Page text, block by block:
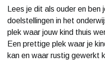
Lees je dit als ouder en
doelstellingen in het
plek waar jouw kind thuis
Een prettige plek waar je
kan en waar rustig gewerkt